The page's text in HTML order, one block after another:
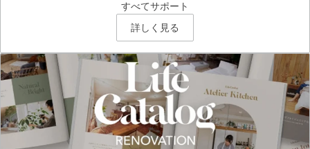
すべてサポート
詳しく見る